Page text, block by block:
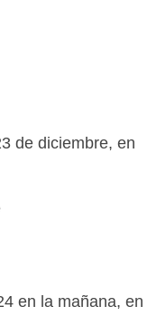
de diciembre, en
en la mañana, en